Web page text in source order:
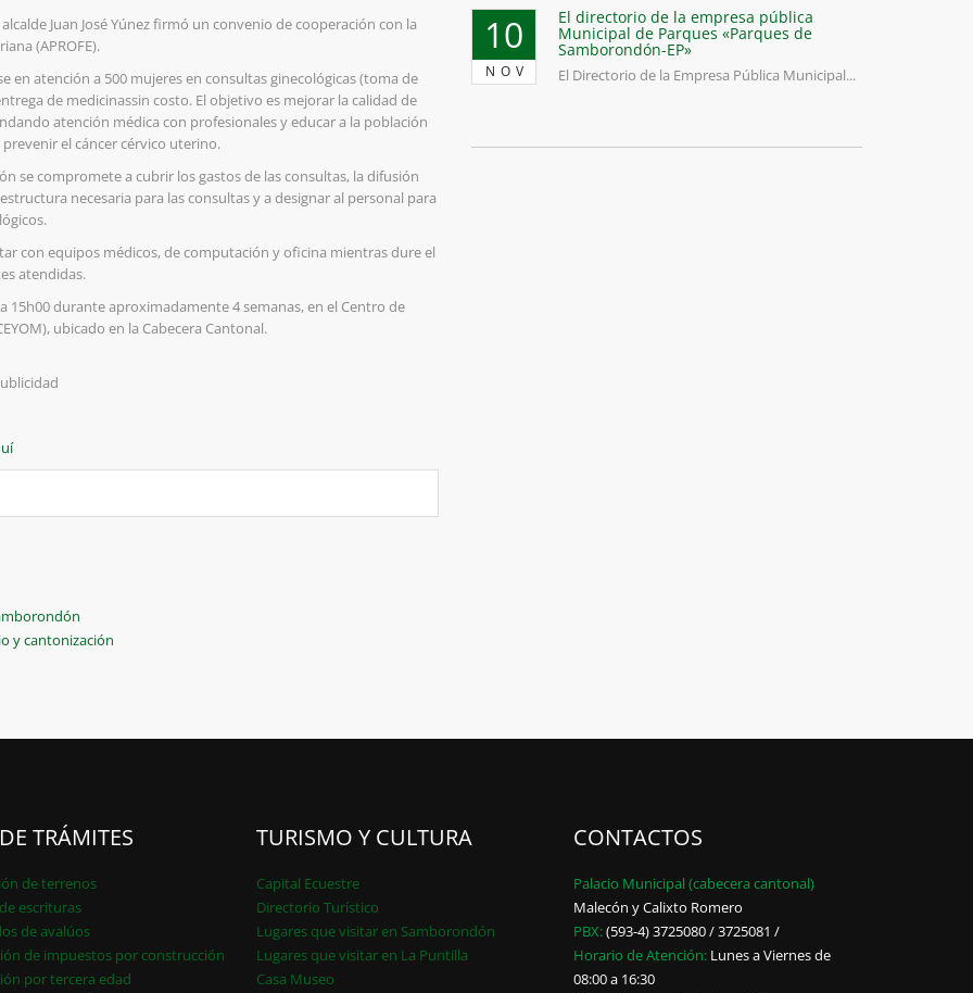
Juan José Yúnez firmó un convenio de cooperación con la
(APROFE).
en atención a 500 mujeres en consultas ginecológicas (toma de
de medicinassin costo. El objetivo es mejorar la calidad de
atención médica con profesionales y educar a la población
el cáncer cérvico uterino.
se compromete a cubrir los gastos de las consultas, la difusión
necesaria para las consultas y a designar al personal para
con equipos médicos, de computación y oficina mientras dure el
atendidas.
15h00 durante aproximadamente 4 semanas, en el Centro de
ubicado en la Cabecera Cantonal.
y cantonización
10
NOV
El directorio de la empresa pública
Municipal de Parques «Parques de
Samborondón-EP»
El Directorio de la Empresa Pública Municipal...
TRÁMITES
de terrenos
escrituras
de avalúos
de impuestos por construcción
por tercera edad
TURISMO Y CULTURA
Capital Ecuestre
Directorio Turístico
Lugares que visitar en Samborondón
Lugares que visitar en La Puntilla
Casa Museo
CONTACTOS
Palacio Municipal (cabecera cantonal)
Malecón y Calixto Romero
PBX:(593-4) 3725080 / 3725081 /
Horario de Atención:Lunes a Viernes de
08:00 a 16:30